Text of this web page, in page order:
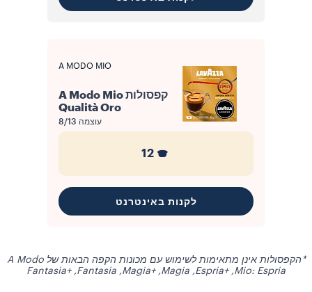
A MODO MIO
קפסולות A Modo Mio
Qualità Oro
עוצמה 8/13
12
לקנות באינטרנט
*הקפסולות אינן מתאימות לשימוש עם מכונות הקפה הבאות של A Modo
Mio: Espria,‏ Espria+‎,‏ Magia,‏ Magia+‎,‏ Fantasia,‏ Fantasia+‎